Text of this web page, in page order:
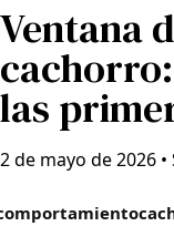
Ventana
las
2 de mayo de 2026 •